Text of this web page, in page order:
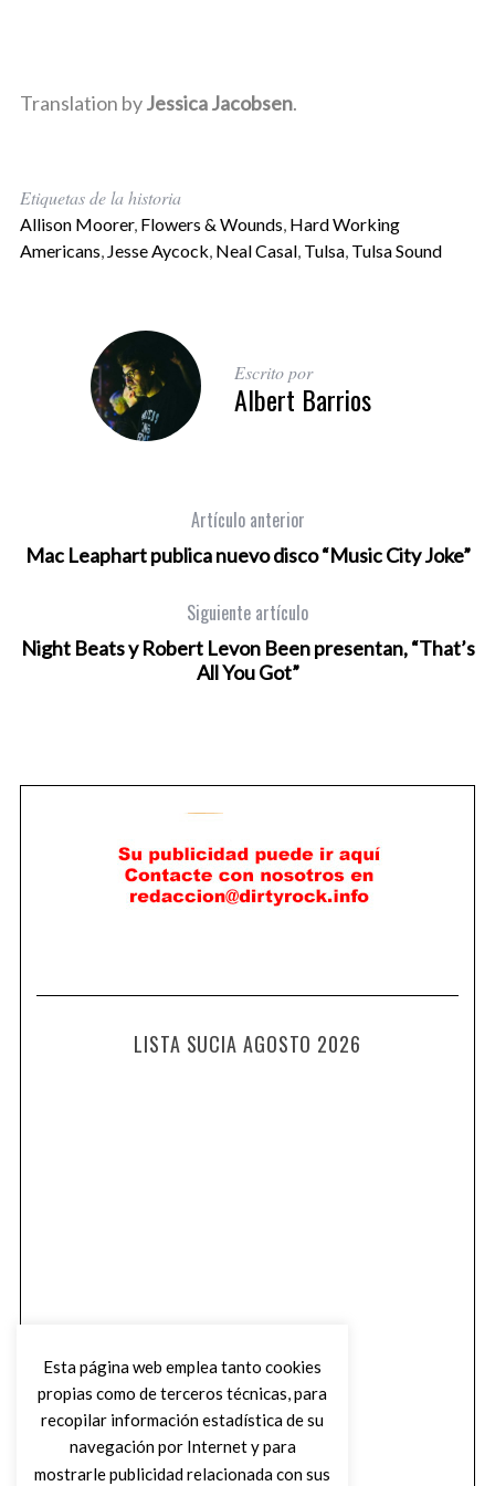
Translation byJessica Jacobsen.
Etiquetas de la historia
Allison Moorer, Flowers & Wounds Hard Working
Americans Jesse Aycock Neal Casal, Tulsa, Tulsa Sound
Escrito por
Albert Barrios
Artículo anterior
Mac Leaphart publica nuevo disco “Music City Joke”
Siguiente artículo
Night Beats y Robert Levon Been presentan, “That’s
All You Got”
LISTA SUCIA AGOSTO 2026
Esta página web emplea tanto cookies
propias como de terceros técnicas, para
recopilar información estadística de su
navegación por Internet y para
mostrarle publicidad relacionada con sus